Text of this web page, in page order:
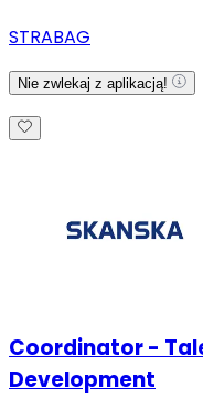
STRABAG
Nie zwlekaj z aplikacją!
Coordinator -
Development